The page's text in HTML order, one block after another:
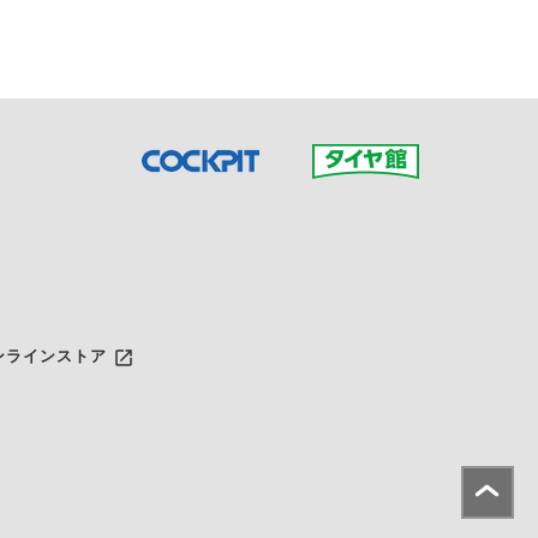
ラインストア launch